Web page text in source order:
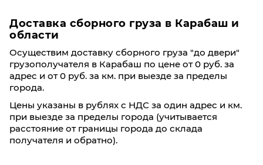
Доставка сборного груза в Карабаш и
области
Осуществим доставку сборного груза "до двери"
грузополучателя в Карабаш по цене от 0 руб. за
адрес и от 0 руб. за км. при выезде за пределы
города.
Цены указаны в рублях с НДС за один адрес и км.
при выезде за пределы города (учитывается
расстояние от границы города до склада
получателя и обратно).